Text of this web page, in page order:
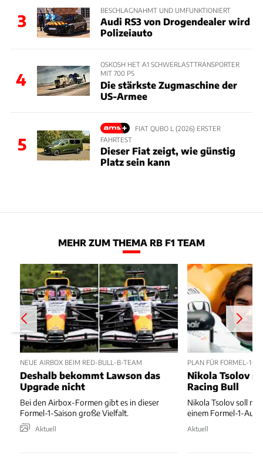
3
BESCHLAGNAHMT UND UMFUNKTIONIERT
Audi RS3 von Drogendealer wird
Polizeiauto
4
OSKOSH HET A1 SCHWERLASTTRANSPORTER
MIT 700 PS
Die stärkste Zugmaschine der
US-Armee
5
FIAT QUBO L (2026) ERSTER
FAHRTEST
Dieser Fiat zeigt, wie günstig
Platz sein kann
MEHR ZUM THEMA RB F1 TEAM
NEUE AIRBOX BEIM RED-BULL-B-TEAM
Deshalb bekommt Lawson das
Upgrade nicht
Bei den Airbox-Formen gibt es in dieser
Formel-1-Saison große Vielfalt.
Aktuell
PLAN FÜR FORMEL-1-
Nikola Tsolov
Racing Bull
Nikola Tsolov soll
einem Formel-1-
Aktuell